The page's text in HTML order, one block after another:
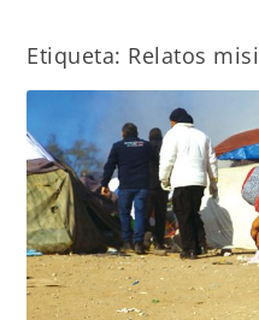
Etiqueta: Relatos